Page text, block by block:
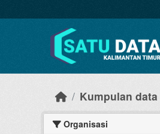
Kumpulan data
Organisasi